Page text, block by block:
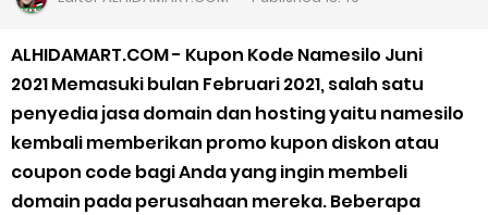
Apa itu Grab Saap? Layanan Antri Online Terbaru Dari Grab
Cara Jitu Mendapat Voucher Gojek Gratis
Cara Ping DNS Server Gojek Gopartner
ALHIDAMART.COM - Kupon Kode Namesilo Juni
2021 Memasuki bulan Februari 2021, salah satu
penyedia jasa domain dan hosting yaitu namesilo
kembali memberikan promo kupon diskon atau
coupon code bagi Anda yang ingin membeli
domain pada perusahaan mereka. Beberapa